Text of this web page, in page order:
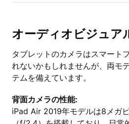
オーディオビジュア
タブレットのカメラはスマート
れないかもしれませんが、両モ
テムを備えています。
背面カメラの性能:
iPad Air 2019年モデルは8メガ